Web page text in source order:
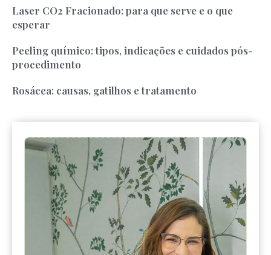
Laser CO2 Fracionado: para que serve e o que
esperar
Peeling químico: tipos, indicações e cuidados pós-
procedimento
Rosácea: causas, gatilhos e tratamento